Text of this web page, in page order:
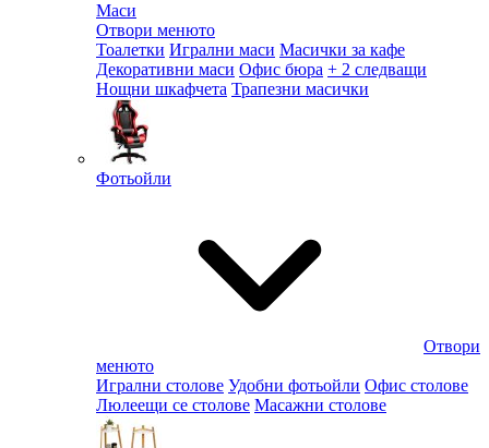
Маси
Отвори менюто
Тоалетки Игрални маси Масички за кафе
Декоративни маси Офис бюра + 2 следващи
Нощни шкафчета Трапезни масички
Фотьойли
Отвори
менюто
Игрални столове Удобни фотьойли Офис столове
Люлеещи се столове Масажни столове